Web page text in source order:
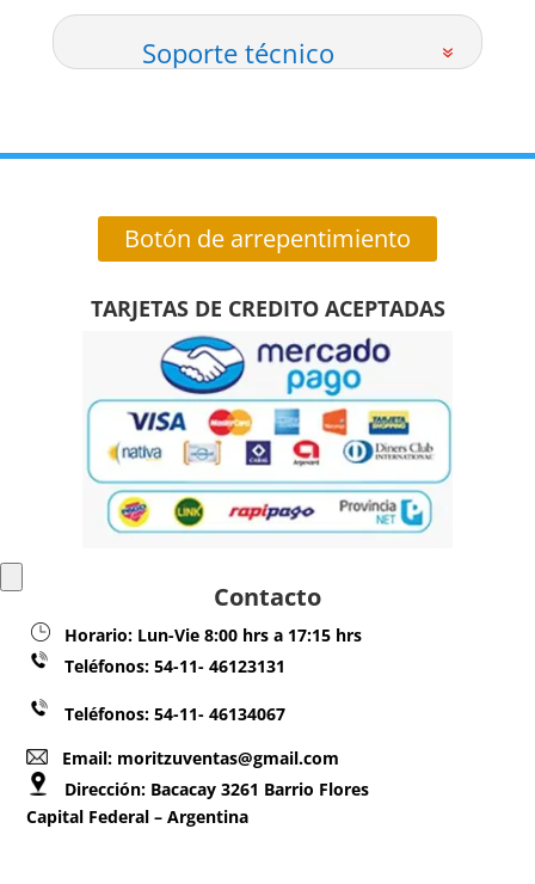
Soporte técnico
Botón de arrepentimiento
TARJETAS DE CREDITO ACEPTADAS
Contacto
Horario: Lun-Vie 8:00 hrs a 17:15 hrs
Teléfonos: 54-11- 46123131
Teléfonos: 54-11- 46134067
Email: moritzuventas@gmail.com
Dirección:Bacacay 3261 Barrio Flores
Capital Federal – Argentina